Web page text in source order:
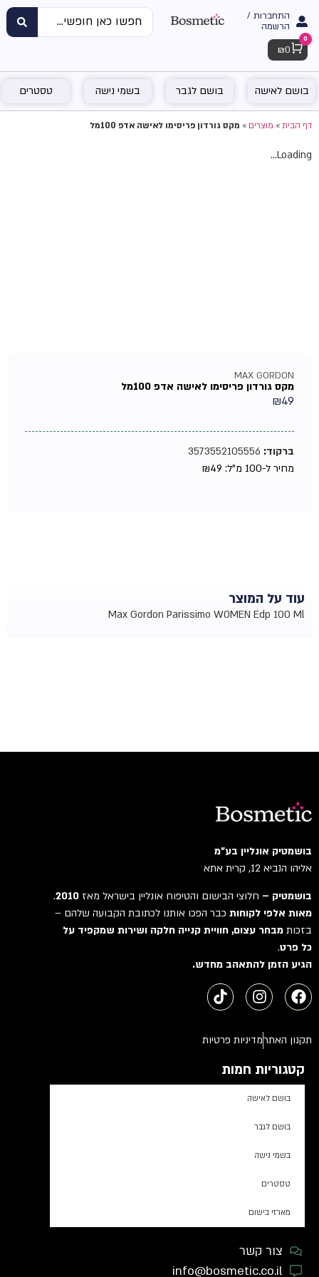
התחברות /
הרשמה
Cart
0
₪ 0
בושם לאישה בושם לגבר בשמי נישה טסטרים
דף הבית»מוצרים»מקס גורדון פריסימו לאישה אדפ 100מל
Loading...
MAX GORDON
מקס גורדון פריסימו לאישה אדפ 100מל
₪49
ברקוד:3573552105556
מחיר ל-100 מ"ל:
₪49
עוד על המוצר
Max Gordon Parissimo WOMEN Edp 100 Ml
בושמטיק אונליין בע"מ
אליהו הנביא 12, קרית אתא
בושמטיק –חלוצי הבישום והטיפוח אונליין בישראל מאז2010
.
מאות אלפי לקוחותכבר הפכו אותנו לכתובת הקבועה שלהם –
בזכותמבחר עצום, חוויית קנייה חלקה ושירות שמקפיד על
כל פרט.
הגיע הזמן להתאהב מחדש.
תקנון האתרמדיניות פרטיות
קטגוריות חמות
בושם לאישה
בושם לגבר
בשמי נישה
טסטרים
מארזי בישום
צור קשר
info@bosmetic.co.il